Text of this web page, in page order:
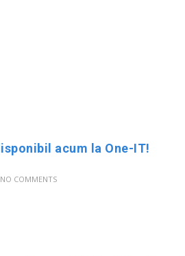
acum la One-IT!
NO COMMENTS